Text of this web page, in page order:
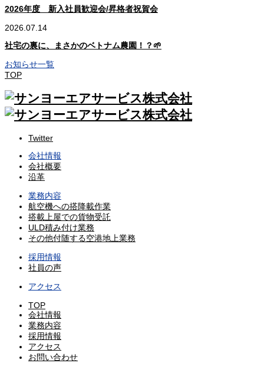
2026年度 新入社員歓迎会/昇格者祝賀会
2026.07.14
社宅の裏に、まさかのベトナム農園！？🌱
お知らせ一覧
TOP
Twitter
会社情報
会社概要
沿革
業務内容
航空機への搭降載作業
搭載上屋での貨物受託
ULD積み付け業務
その他付随する空港地上業務
採用情報
社員の声
アクセス
TOP
会社情報
業務内容
採用情報
アクセス
お問い合わせ